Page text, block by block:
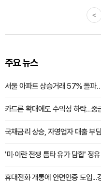
<
주요 뉴스
서울 아파트 상승거래 57% 돌파
카드론 확대에도 수익성 하락…중
국채금리 상승, 자영업자 대출 부
'미·이란 전쟁 틈타 유가 담합' 정
휴대전화 개통에 안면인증 도입...